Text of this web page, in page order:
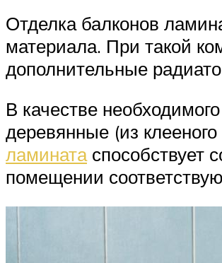
Отделка балконов
материала. При такой
дополнительные
В качестве
деревянные (из
ламинатаспособствует
помещении